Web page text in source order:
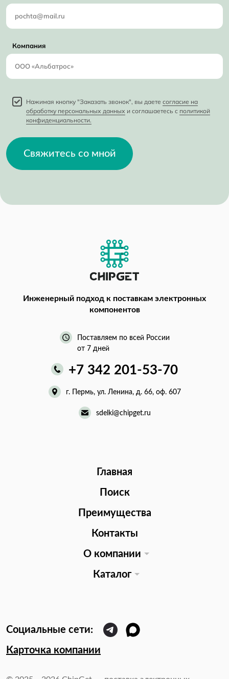
Компания
Нажимая кнопку "Заказать звонок", вы даете согласие на
обработку персональных данных и соглашаетесь с политикой
конфиденциальности.
Свяжитесь со мной
Инженерный подход к поставкам электронных
компонентов
Поставляем по всей России
от 7 дней
+7 342 201-53-70
г. Пермь, ул. Ленина, д. 66, оф. 607
sdelki@chipget.ru
Главная
Поиск
Преимущества
Контакты
О компании
Каталог
Карточка компании